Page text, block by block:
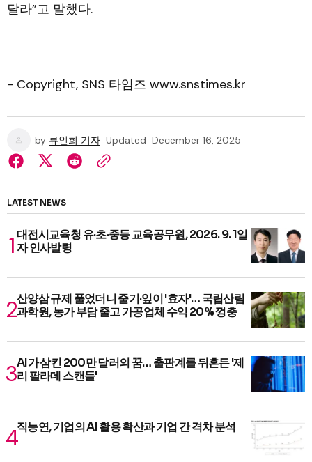
달라”고 말했다.
- Copyright, SNS 타임즈 www.snstimes.kr
by 류인희 기자 Updated December 16, 2025
LATEST NEWS
대전시교육청 유·초·중등 교육공무원, 2026. 9. 1일
자 인사발령
산양삼 규제 풀었더니 줄기·잎이 '효자'… 국립산림
과학원, 농가 부담 줄고 가공업체 수익 20% 껑충
AI가 삼킨 200만 달러의 꿈… 출판계를 뒤흔든 '제
리 팔라데 스캔들'
직능연, 기업의 AI 활용 확산과 기업 간 격차 분석